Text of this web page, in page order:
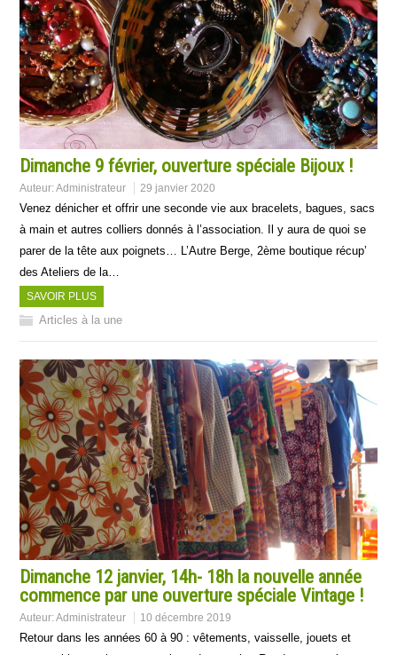
Dimanche 9 février, ouverture spéciale Bijoux !
Auteur:Administrateur 29 janvier 2020
Venez dénicher et offrir une seconde vie aux bracelets, bagues, sacs
à main et autres colliers donnés à l’association. Il y aura de quoi se
parer de la tête aux poignets… L’Autre Berge, 2ème boutique récup’
des Ateliers de la…
SAVOIR PLUS
Articles à la une
Dimanche 12 janvier, 14h- 18h la nouvelle année
commence par une ouverture spéciale Vintage !
Auteur:Administrateur 10 décembre 2019
Retour dans les années 60 à 90 : vêtements, vaisselle, jouets et